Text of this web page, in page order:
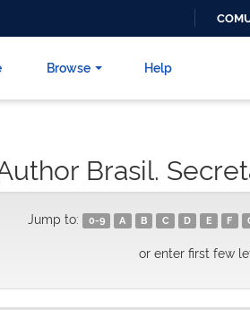
Browse Help
Brasil.
Jump to: 0-9 A B C D E F
or enter first few